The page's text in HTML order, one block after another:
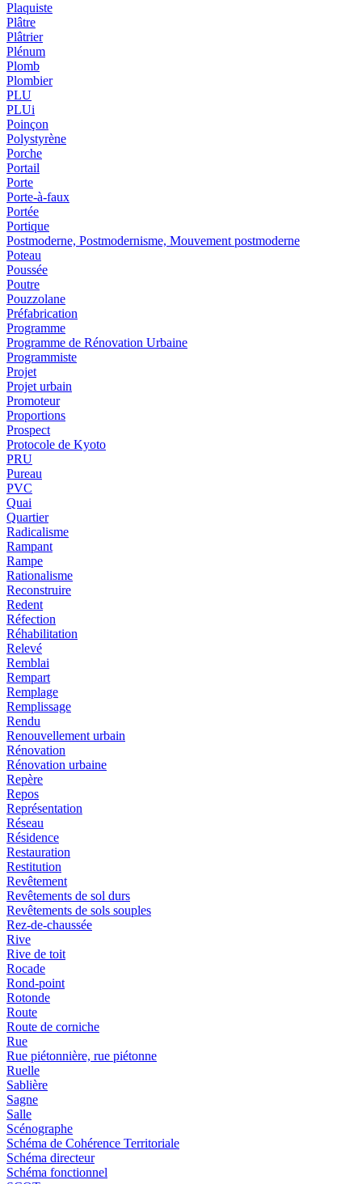
Plaquiste
Plâtre
Plâtrier
Plénum
Plomb
Plombier
PLU
PLUi
Poinçon
Polystyrène
Porche
Portail
Porte
Porte-à-faux
Portée
Portique
Postmoderne, Postmodernisme, Mouvement postmoderne
Poteau
Poussée
Poutre
Pouzzolane
Préfabrication
Programme
Programme de Rénovation Urbaine
Programmiste
Projet
Projet urbain
Promoteur
Proportions
Prospect
Protocole de Kyoto
PRU
Pureau
PVC
Quai
Quartier
Radicalisme
Rampant
Rampe
Rationalisme
Reconstruire
Redent
Réfection
Réhabilitation
Relevé
Remblai
Rempart
Remplage
Remplissage
Rendu
Renouvellement urbain
Rénovation
Rénovation urbaine
Repère
Repos
Représentation
Réseau
Résidence
Restauration
Restitution
Revêtement
Revêtements de sol durs
Revêtements de sols souples
Rez-de-chaussée
Rive
Rive de toit
Rocade
Rond-point
Rotonde
Route
Route de corniche
Rue
Rue piétonnière, rue piétonne
Ruelle
Sablière
Sagne
Salle
Scénographe
Schéma de Cohérence Territoriale
Schéma directeur
Schéma fonctionnel